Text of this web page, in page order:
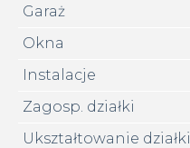
Garaż
Okna
Instalacje
Zagosp. działki
Ukształtowanie działki